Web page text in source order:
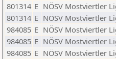
801314 E NÖSV Mostviertler
801314 E NÖSV Mostviertler
984085 E NÖSV Mostviertler
984085 E NÖSV Mostviertler
984085 E NÖSV Mostviertler